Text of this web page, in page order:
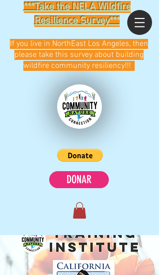
***Take the NELA Wildfire
Resilience Survey***
DONAR
If you live in NorthEast Los Angeles, then
please take this survey about building
wildfire community resiliency!!!